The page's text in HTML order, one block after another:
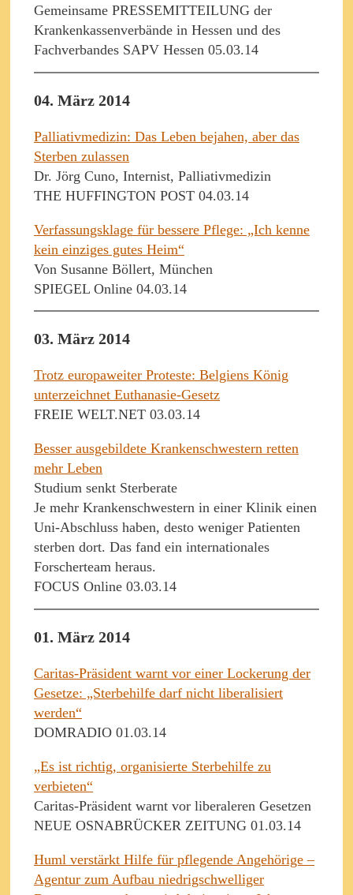
Gemeinsame PRESSEMITTEILUNG der
Krankenkassenverbände in Hessen und des
Fachverbandes SAPV Hessen 05.03.14
04. März 2014
Palliativmedizin: Das Leben bejahen, aber das
Sterben zulassen
Dr. Jörg Cuno, Internist, Palliativmedizin
THE HUFFINGTON POST 04.03.14
Verfassungsklage für bessere Pflege: „Ich kenne
kein einziges gutes Heim“
Von Susanne Böllert, München
SPIEGEL Online 04.03.14
03. März 2014
Trotz europaweiter Proteste: Belgiens König
unterzeichnet Euthanasie-Gesetz
FREIE WELT.NET 03.03.14
Besser ausgebildete Krankenschwestern retten
mehr Leben
Studium senkt Sterberate
Je mehr Krankenschwestern in einer Klinik einen
Uni-Abschluss haben, desto weniger Patienten
sterben dort. Das fand ein internationales
Forscherteam heraus.
FOCUS Online 03.03.14
01. März 2014
Caritas-Präsident warnt vor einer Lockerung der
Gesetze: „Sterbehilfe darf nicht liberalisiert
werden“
DOMRADIO 01.03.14
„Es ist richtig, organisierte Sterbehilfe zu
verbieten“
Caritas-Präsident warnt vor liberaleren Gesetzen
NEUE OSNABRÜCKER ZEITUNG 01.03.14
Huml verstärkt Hilfe für pflegende Angehörige –
Agentur zum Aufbau niedrigschwelliger